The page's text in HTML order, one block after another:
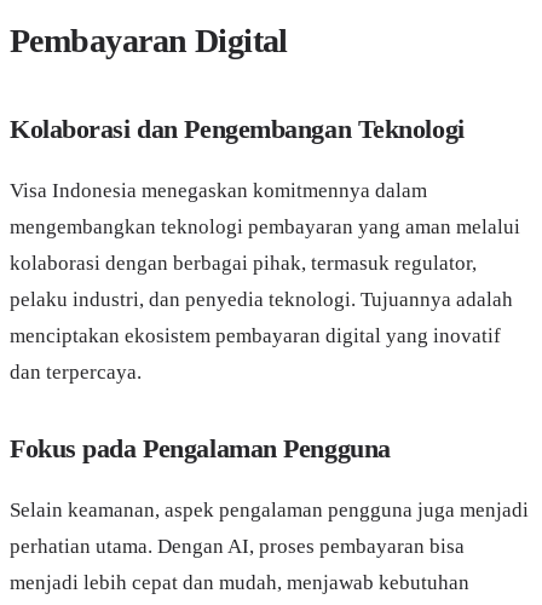
Pembayaran Digital
Kolaborasi dan Pengembangan Teknologi
Visa Indonesia menegaskan komitmennya dalam
mengembangkan teknologi pembayaran yang aman melalui
kolaborasi dengan berbagai pihak, termasuk regulator,
pelaku industri, dan penyedia teknologi. Tujuannya adalah
menciptakan ekosistem pembayaran digital yang inovatif
dan terpercaya.
Fokus pada Pengalaman Pengguna
Selain keamanan, aspek pengalaman pengguna juga menjadi
perhatian utama. Dengan AI, proses pembayaran bisa
menjadi lebih cepat dan mudah, menjawab kebutuhan